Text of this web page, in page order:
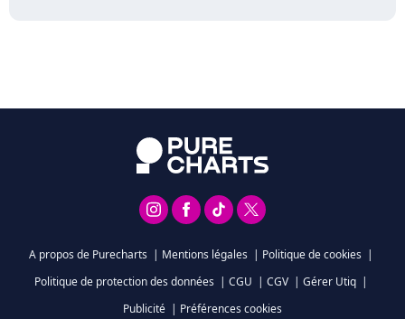
A propos de Purecharts | Mentions légales | Politique de cookies |
Politique de protection des données | CGU | CGV | Gérer Utiq |
Publicité | Préférences cookies